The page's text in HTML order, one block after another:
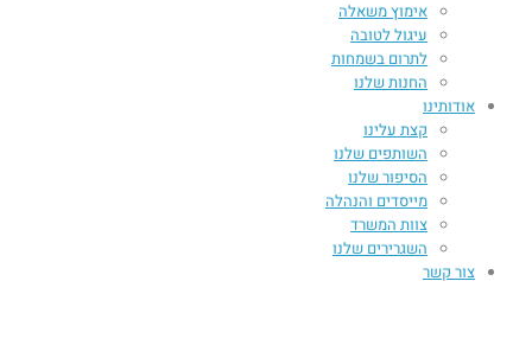
אימוץ משאלה
עיגול לטובה
לתרום בשמחות
החנות שלנו
אודותינו
קצת עלינו
השותפים שלנו
הסיפור שלנו
מייסדים והנהלה
צוות המשרד
השגרירים שלנו
צור קשר